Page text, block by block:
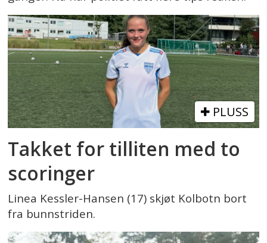
PLUSS
Takket for tilliten med to
scoringer
Linea Kessler-Hansen (17) skjøt Kolbotn bort
fra bunnstriden.